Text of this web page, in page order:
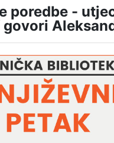
poredbe -
govori